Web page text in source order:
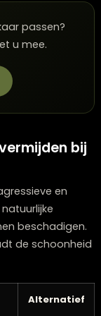
de juiste
adviseren voor
Het
waarbij je
de olie
(meestal 8-
een optimaal
elkaar passen?